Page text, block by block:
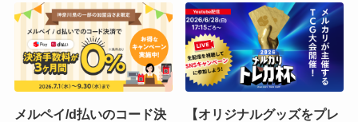
メルペイ/d払いのコード決
【オリジナルグッズをプレ